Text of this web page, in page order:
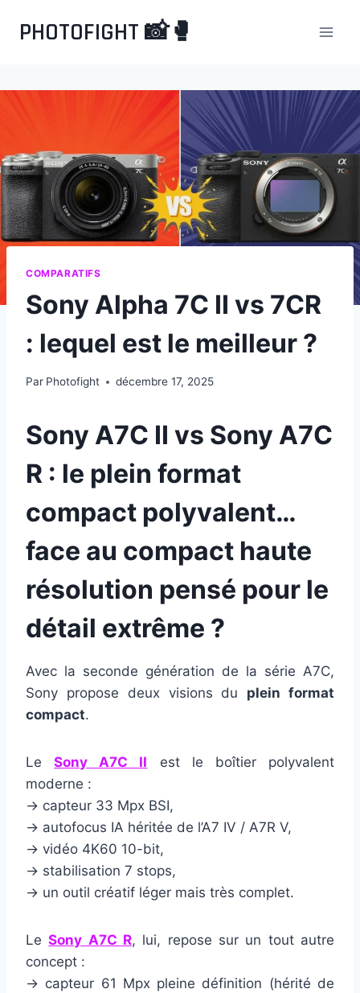
PHOTOFIGHT 📸🥊
COMPARATIFS
Sony Alpha 7C II vs 7CR
: lequel est le meilleur ?
Par Photofight décembre 17, 2025
Sony A7C II vs Sony A7C
R : le plein format
compact polyvalent…
face au compact haute
résolution pensé pour le
détail extrême ?
Avec la seconde génération de la série A7C,
Sony propose deux visions du plein format
compact.
LeSony A7C II est le boîtier polyvalent
moderne :
→ capteur 33 Mpx BSI,
→ autofocus IA héritée de l’A7 IV / A7R V,
→ vidéo 4K60 10-bit,
→ stabilisation 7 stops,
→ un outil créatif léger mais très complet.
LeSony A7C R, lui, repose sur un tout autre
concept :
→ capteur 61 Mpx pleine définition (hérité de